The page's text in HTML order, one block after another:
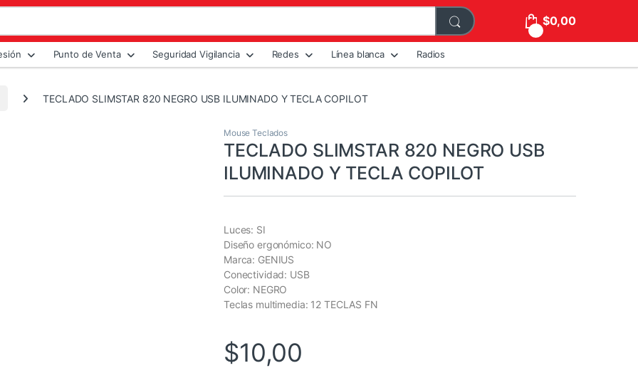
$0,00
Punto de Venta Seguridad Vigilancia Redes Línea blanca Radios
TECLADO SLIMSTAR 820 NEGRO USB ILUMINADO Y TECLA COPILOT
Mouse Teclados
TECLADO SLIMSTAR 820 NEGRO USB
ILUMINADO Y TECLA COPILOT
Luces: SI
Diseño ergonómico: NO
Marca: GENIUS
Conectividad: USB
Color: NEGRO
Teclas multimedia: 12 TECLAS FN
$10,00